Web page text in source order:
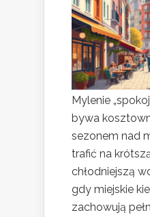
Mylenie
bywa
sezonem nad
trafić na
chłodniejszą
gdy miejskie
zachowują